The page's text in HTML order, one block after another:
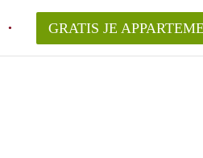
die voor mij als huurder in
een appartement in Amsterdam?
GRATIS JE